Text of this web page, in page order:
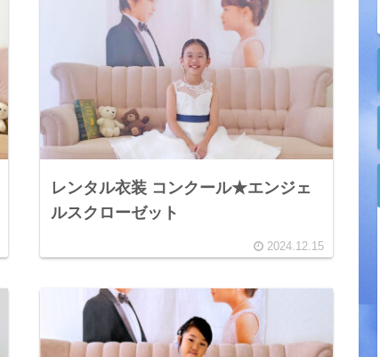
レンタル衣装 コンクール★エンジェ
ルスクローゼット
2024.12.15